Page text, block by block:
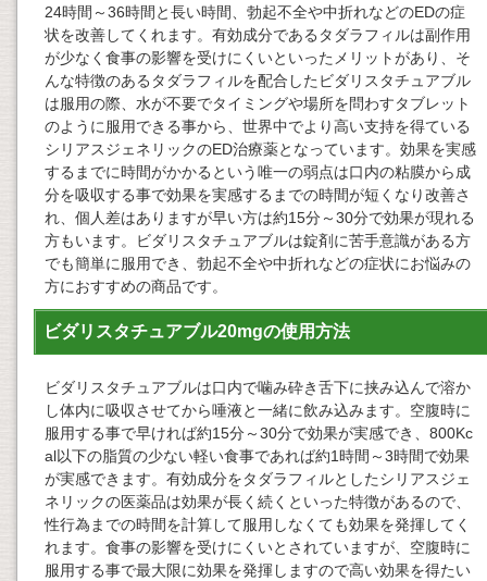
24時間～36時間と長い時間、勃起不全や中折れなどのEDの症
状を改善してくれます。有効成分であるタダラフィルは副作用
が少なく食事の影響を受けにくいといったメリットがあり、そ
んな特徴のあるタダラフィルを配合したビダリスタチュアブル
は服用の際、水が不要でタイミングや場所を問わすタブレット
のように服用できる事から、世界中でより高い支持を得ている
シリアスジェネリックのED治療薬となっています。効果を実感
するまでに時間がかかるという唯一の弱点は口内の粘膜から成
分を吸収する事で効果を実感するまでの時間が短くなり改善さ
れ、個人差はありますが早い方は約15分～30分で効果が現れる
方もいます。ビダリスタチュアブルは錠剤に苦手意識がある方
でも簡単に服用でき、勃起不全や中折れなどの症状にお悩みの
方におすすめの商品です。
ビダリスタチュアブル20mgの使用方法
ビダリスタチュアブルは口内で噛み砕き舌下に挟み込んで溶か
し体内に吸収させてから唾液と一緒に飲み込みます。空腹時に
服用する事で早ければ約15分～30分で効果が実感でき、800Kc
al以下の脂質の少ない軽い食事であれば約1時間～3時間で効果
が実感できます。有効成分をタダラフィルとしたシリアスジェ
ネリックの医薬品は効果が長く続くといった特徴があるので、
性行為までの時間を計算して服用しなくても効果を発揮してく
れます。食事の影響を受けにくいとされていますが、空腹時に
服用する事で最大限に効果を発揮しますので高い効果を得たい